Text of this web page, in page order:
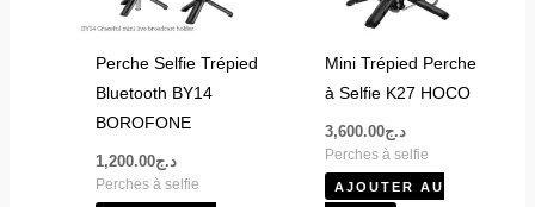
Perche Selfie Trépied
Bluetooth BY14
BOROFONE
د.ج1,200.00
Perches à selfie
Mini Trépied Perche
à Selfie K27 HOCO
د.ج3,600.00
Perches à selfie
AJOUTER AU